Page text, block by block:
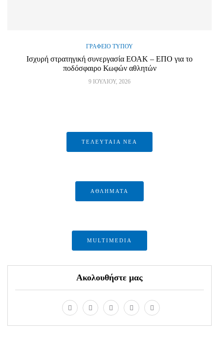
ΓΡΑΦΕΊΟ ΤΎΠΟΥ
Ισχυρή στρατηγική συνεργασία ΕΟΑΚ – ΕΠΟ για το
ποδόσφαιρο Κωφών αθλητών
9 ΙΟΥΛΊΟΥ, 2026
ΤΕΛΕΥΤΑΙΑ ΝΕΑ
ΑΘΛΗΜΑΤΑ
MULTIMEDIA
Ακολουθήστε μας